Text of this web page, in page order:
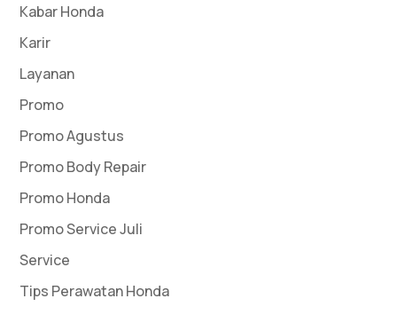
Kabar Honda
Karir
Layanan
Promo
Promo Agustus
Promo Body Repair
Promo Honda
Promo Service Juli
Service
Tips Perawatan Honda